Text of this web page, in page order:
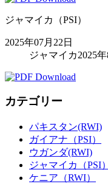
ジャマイカ（PSI）
2025年07月22日
ジャマイカ2025
カテゴリー
パキスタン(RWI)
ガイアナ（PSI）
ウガンダ(RWI)
ジャマイカ（PSI）
ケニア（RWI）